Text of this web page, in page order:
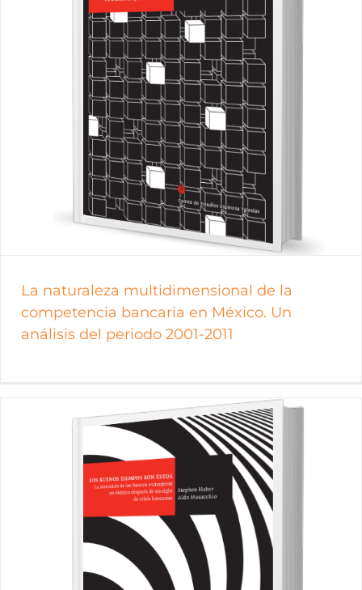
La naturaleza multidimensional de la
competencia bancaria en México. Un
análisis del periodo 2001-2011